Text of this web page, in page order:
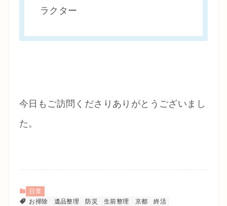
ラクター
今日もご訪問くださりありがとうございまし
た。
日常
お掃除
遺品整理 防災 生前整理 京都
終活